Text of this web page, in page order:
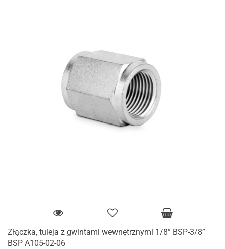
Złączka, tuleja z gwintami wewnętrznymi 1/8” BSP-3/8”
BSP A105-02-06